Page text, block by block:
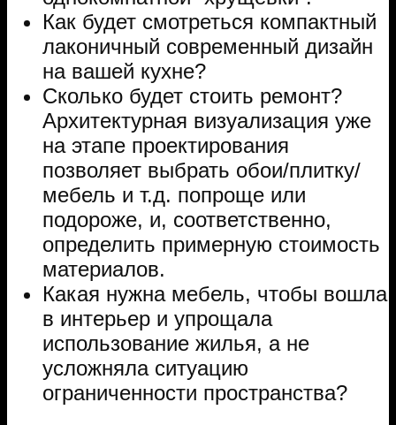
Как будет смотреться компактный
лаконичный современный дизайн
на вашей кухне?
Сколько будет стоить ремонт?
Архитектурная визуализация уже
на этапе проектирования
позволяет выбрать обои/плитку/
мебель и т.д. попроще или
подороже, и, соответственно,
определить примерную стоимость
материалов.
Какая нужна мебель, чтобы вошла
в интерьер и упрощала
использование жилья, а не
усложняла ситуацию
ограниченности пространства?